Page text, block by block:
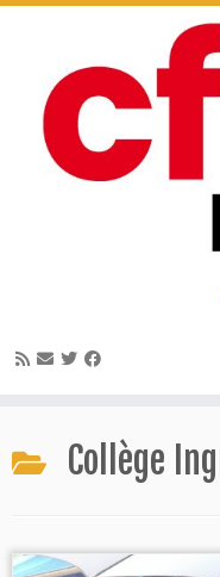
Passer
Collège